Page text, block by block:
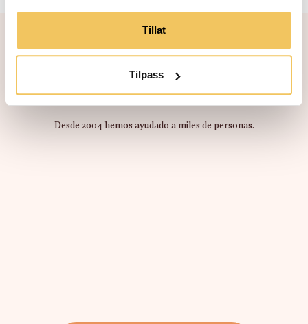
Tillat
Tilpass
¿Estás listo para
probar Vossabia?
Desde 2004 hemos ayudado a miles de personas.